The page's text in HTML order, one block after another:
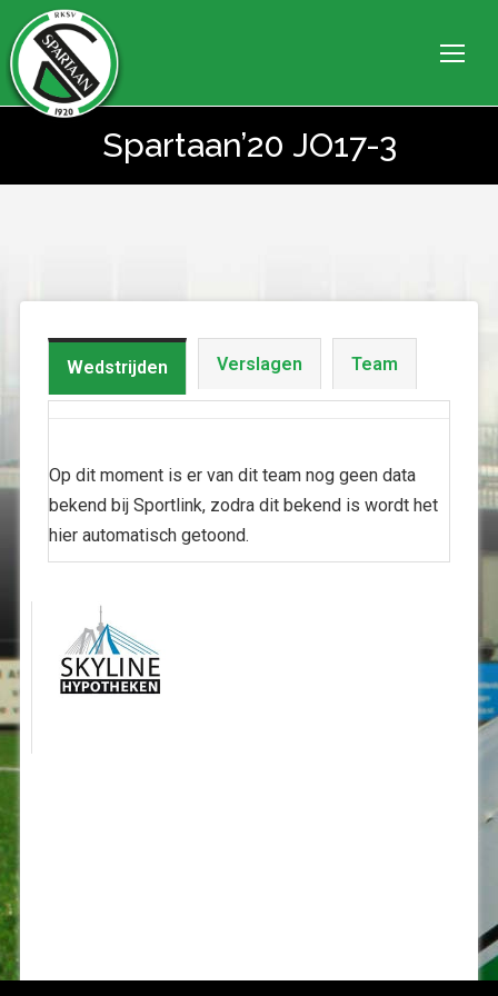
Spartaan’20 JO17-3
Je bent hier:
Wedstrijden Verslagen Team
Op dit moment is er van dit team nog geen data
bekend bij Sportlink, zodra dit bekend is wordt het
hier automatisch getoond.